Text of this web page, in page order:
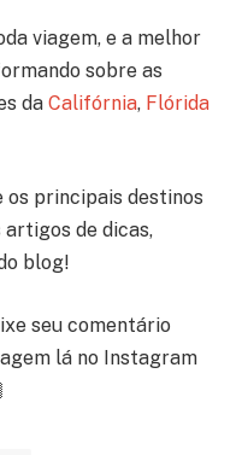
viagem, e a melhor
sobre as
da Califórnia, Flórida
os principais destinos
de dicas,
blog!
seu comentário
lá no Instagram